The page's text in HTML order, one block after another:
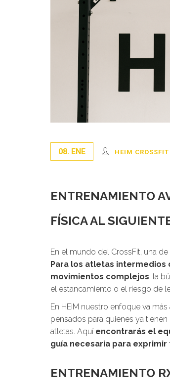
08. ENE HEIM
ENTRENAMIENTO
FÍSICA AL
En el mundo del CrossFit, una
Para los atletas intermedios
movimientos complejos, la
el estancamiento o el riesgo de
En HEiM nuestro enfoque va
pensados para quienes ya
atletas. Aquí encontrarás el
guía necesaria para
ENTRENAMIENTO